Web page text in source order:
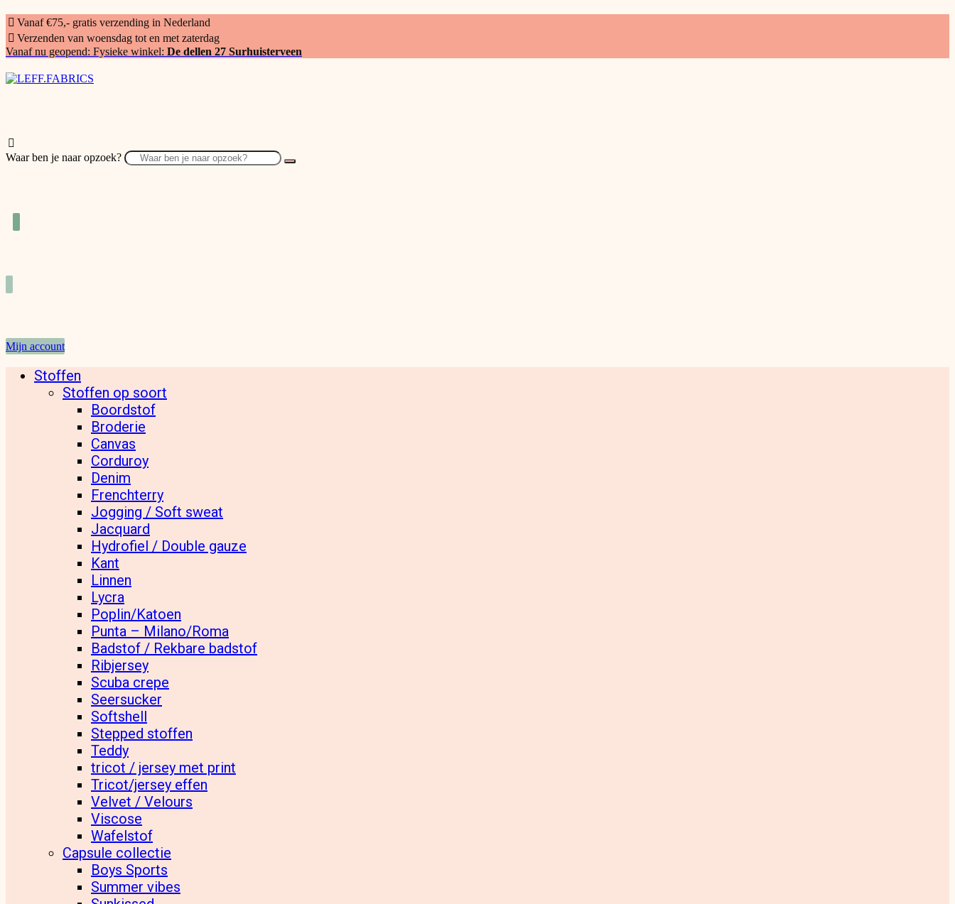
Vanaf €75,- gratis verzending in Nederland
Verzenden van woensdag tot en met zaterdag
Vanaf nu geopend: Fysieke winkel: De dellen 27 Surhuisterveen
Waar ben je naar opzoek?
Mijn account
Stoffen
Stoffen op soort
Boordstof
Broderie
Canvas
Corduroy
Denim
Frenchterry
Jogging / Soft sweat
Jacquard
Hydrofiel / Double gauze
Kant
Linnen
Lycra
Poplin/Katoen
Punta – Milano/Roma
Badstof / Rekbare badstof
Ribjersey
Scuba crepe
Seersucker
Softshell
Stepped stoffen
Teddy
tricot / jersey met print
Tricot/jersey effen
Velvet / Velours
Viscose
Wafelstof
Capsule collectie
Boys Sports
Summer vibes